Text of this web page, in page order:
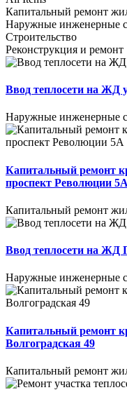
Капитальный ремонт
Наружные инженерные
Строительство
Реконструкция и ремонт
Ввод теплосети на ЖД
Наружные инженерные
Капитальный ремонт
проспект Революции 5А
Капитальный ремонт
Ввод теплосети на ЖД
Наружные инженерные
Капитальный ремонт
Волгоградская 49
Капитальный ремонт